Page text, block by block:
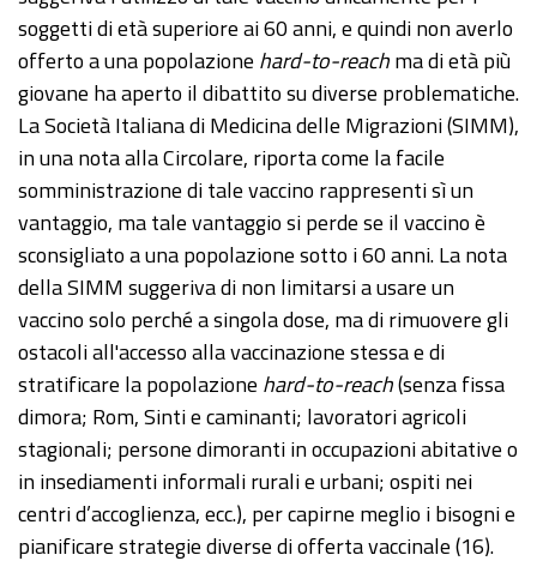
soggetti di età superiore ai 60 anni, e quindi non averlo
offerto a una popolazione hard-to-reachma di età più
giovane ha aperto il dibattito su diverse problematiche.
La Società Italiana di Medicina delle Migrazioni (SIMM),
in una nota alla Circolare, riporta come la facile
somministrazione di tale vaccino rappresenti sì un
vantaggio, ma tale vantaggio si perde se il vaccino è
sconsigliato a una popolazione sotto i 60 anni. La nota
della SIMM suggeriva di non limitarsi a usare un
vaccino solo perché a singola dose, ma di rimuovere gli
ostacoli all'accesso alla vaccinazione stessa e di
stratificare la popolazione hard-to-reach(senza fissa
dimora; Rom, Sinti e caminanti; lavoratori agricoli
stagionali; persone dimoranti in occupazioni abitative o
in insediamenti informali rurali e urbani; ospiti nei
centri d’accoglienza, ecc.), per capirne meglio i bisogni e
pianificare strategie diverse di offerta vaccinale (16).